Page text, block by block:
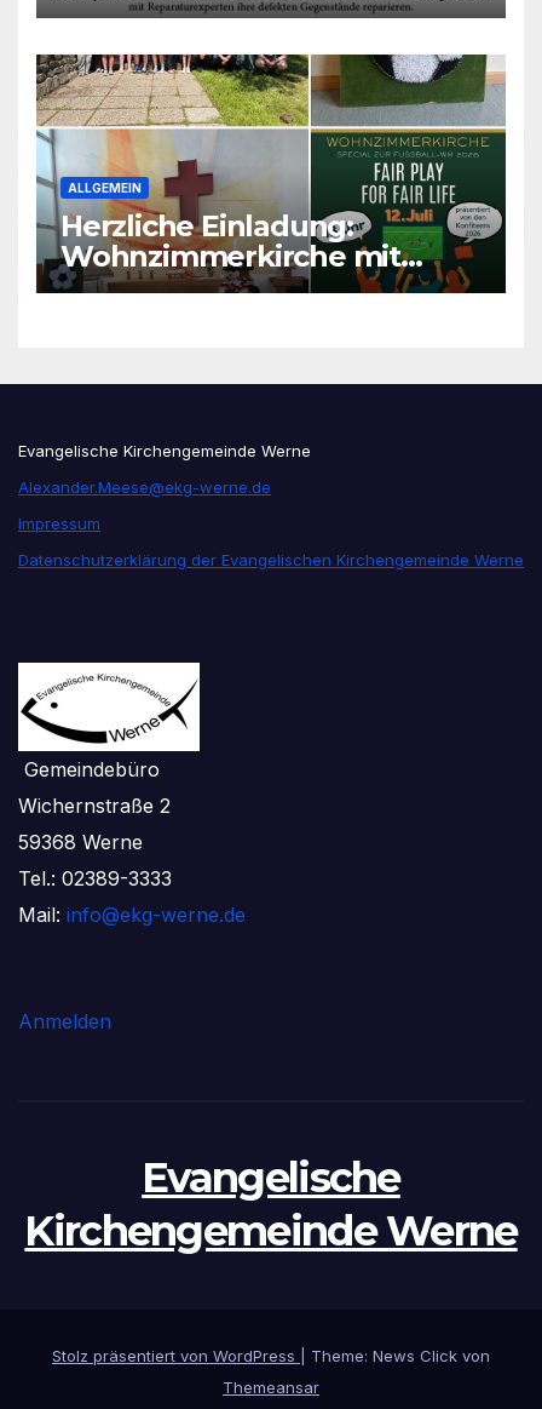
ALLGEMEIN
Herzliche Einladung:
Wohnzimmerkirche mit
unseren Konfis
Evangelische Kirchengemeinde Werne
Alexander.Meese@ekg-werne.de
Impressum
Datenschutzerklärung der Evangelischen Kirchengemeinde Werne
Gemeindebüro
Wichernstraße 2
59368 Werne
Tel.: 02389-3333
Mail: info@ekg-werne.de
Anmelden
Evangelische
Kirchengemeinde Werne
Stolz präsentiert von WordPress
Theme: News Click von
Themeansar